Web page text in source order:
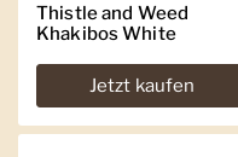
Thistle and Weed
Khakibos White
Jetzt kaufen